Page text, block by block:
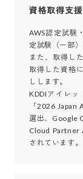
資格取得支援
AWS認定試験
定試験（一部
また、取得し
取得した資格
しします。
KDDIアイレッ
「2026
選出、Google
Cloud
されています。